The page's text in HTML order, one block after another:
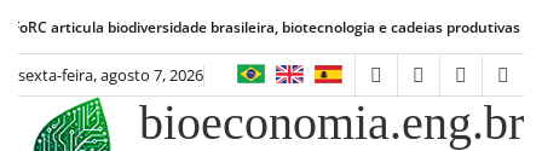
content
biodiversidade brasileira, biotecnologia e cadeias produtivas de alimentos
sexta-feira, agosto 7, 2026 facebookinstagram
linkedin
bioeconomia.eng.br